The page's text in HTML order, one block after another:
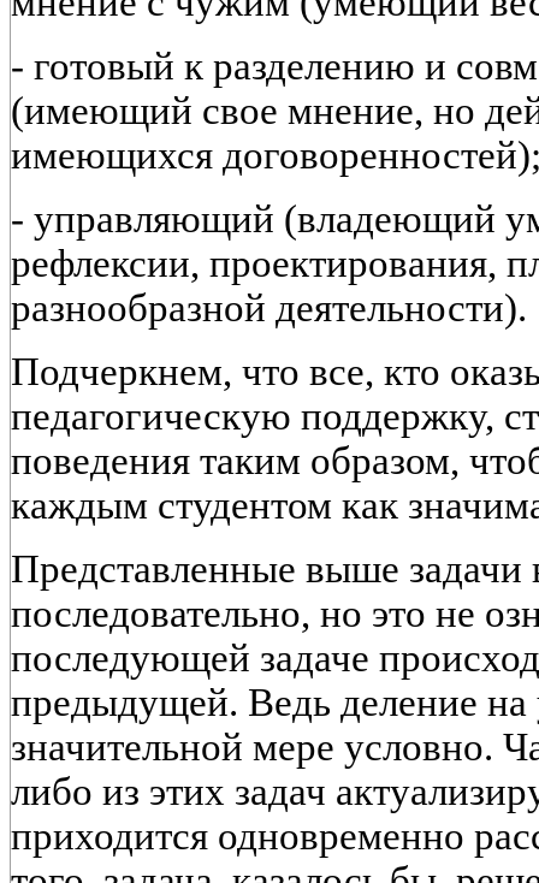
- готовый к разделению и
(имеющий свое мнение, но
имеющихся
- управляющий (владеющий
рефлексии, проектирования,
разнообразной деятельности).
Подчеркнем, что все, кто
педагогическую поддержку,
поведения таким образом,
каждым студентом как
Представленные выше задачи
последовательно, но это не
последующей задаче
предыдущей. Ведь деление на
значительной мере условно.
либо из этих задач
приходится одновременно